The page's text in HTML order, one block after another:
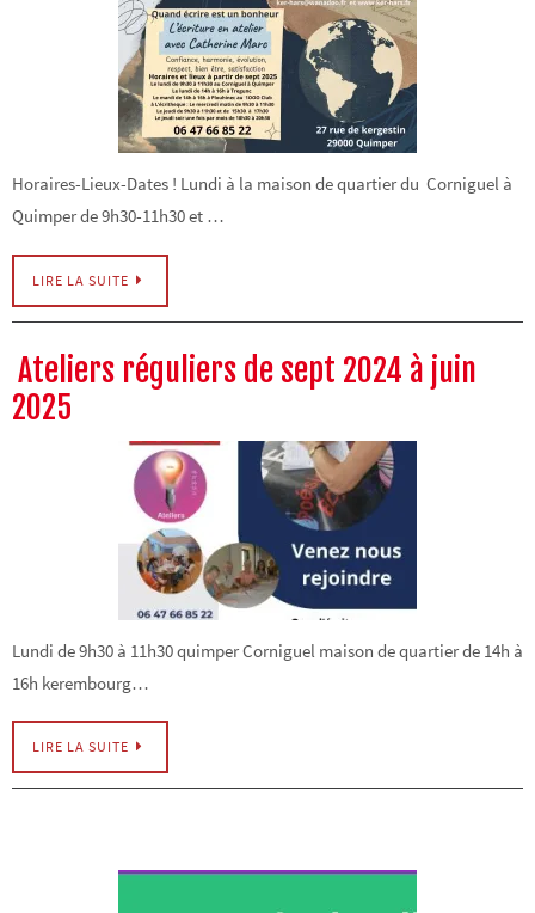
Horaires-Lieux-Dates ! Lundi à la maison de quartier du Corniguel à
Quimper de 9h30-11h30 et …
LIRE LA SUITE
Ateliers réguliers de sept 2024 à juin
2025
Lundi de 9h30 à 11h30 quimper Corniguel maison de quartier de 14h à
16h kerembourg…
LIRE LA SUITE